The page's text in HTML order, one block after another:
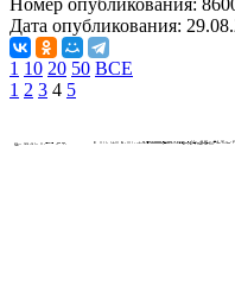
Номер опубликования:
Дата опубликования:
1 10 20 50 ВСЕ
1 2 3 4 5